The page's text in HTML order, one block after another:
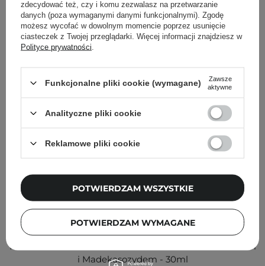
Inni klienci sprawdzali również
WYBÓR KOSMETOLOGA
Geek & Gorgeous - Stress Less Beta Glukan +
Madecassoside - 0.5% - Żelowe Serum z Beta-Glukanem
i Madekasozydem - 30ml
zdecydować też, czy i komu zezwalasz na przetwarzanie
danych (poza wymaganymi danymi funkcjonalnymi). Zgodę
możesz wycofać w dowolnym momencie poprzez usunięcie
ciasteczek z Twojej przeglądarki. Więcej informacji znajdziesz w
Polityce prywatności
Funkcjonalne pliki cookie (wymagane)
Zawsze
aktywne
Analityczne pliki cookie
Reklamowe pliki cookie
POTWIERDZAM WYMAGANE
POTWIERDZAM WSZYSTKIE